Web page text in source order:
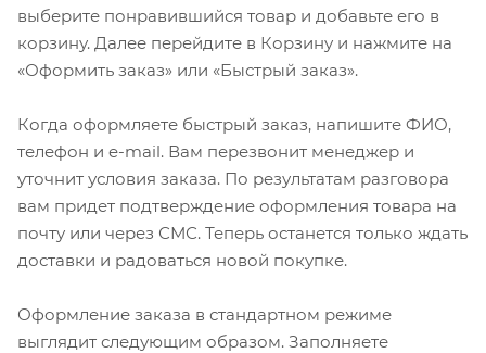
выберите понравившийся товар и добавьте его в
корзину. Далее перейдите в Корзину и нажмите на
«Оформить заказ» или «Быстрый заказ».
Когда оформляете быстрый заказ, напишите ФИО,
телефон и e-mail. Вам перезвонит менеджер и
уточнит условия заказа. По результатам разговора
вам придет подтверждение оформления товара на
почту или через СМС. Теперь останется только ждать
доставки и радоваться новой покупке.
Оформление заказа в стандартном режиме
выглядит следующим образом. Заполняете